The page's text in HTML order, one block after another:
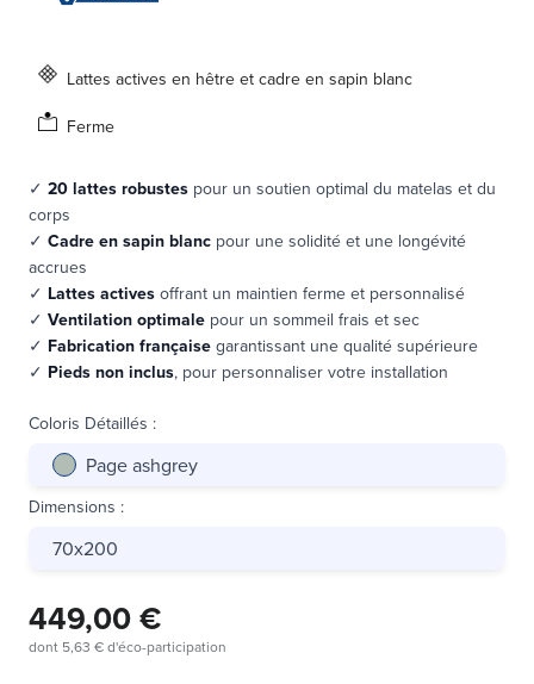
Lattes actives en hêtre et cadre en sapin blanc
Ferme
✓ 20 lattes robustes pour un soutien optimal du matelas et du
corps
✓ Cadre en sapin blanc pour une solidité et une longévité
accrues
✓ Lattes actives offrant un maintien ferme et personnalisé
✓ Ventilation optimale pour un sommeil frais et sec
✓ Fabrication française garantissant une qualité supérieure
✓ Pieds non inclus, pour personnaliser votre installation
Coloris Détaillés :
Page ashgrey
Dimensions :
70x200
449,00 €
dont 5,63 €d'éco-participation